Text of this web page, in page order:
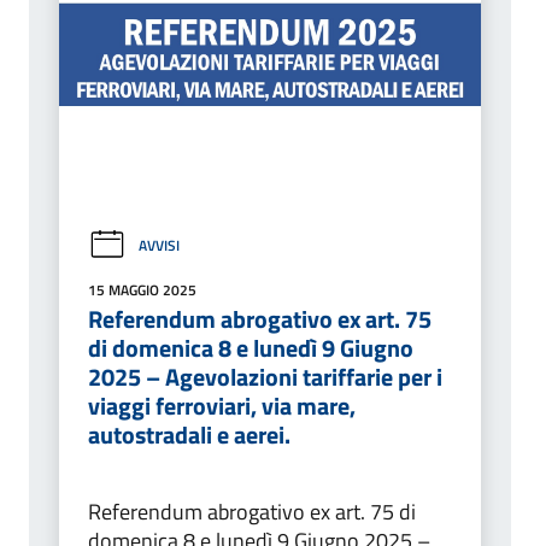
AVVISI
15 MAGGIO 2025
Referendum abrogativo ex art. 75
di domenica 8 e lunedì 9 Giugno
2025 – Agevolazioni tariffarie per i
viaggi ferroviari, via mare,
autostradali e aerei.
Referendum abrogativo ex art. 75 di